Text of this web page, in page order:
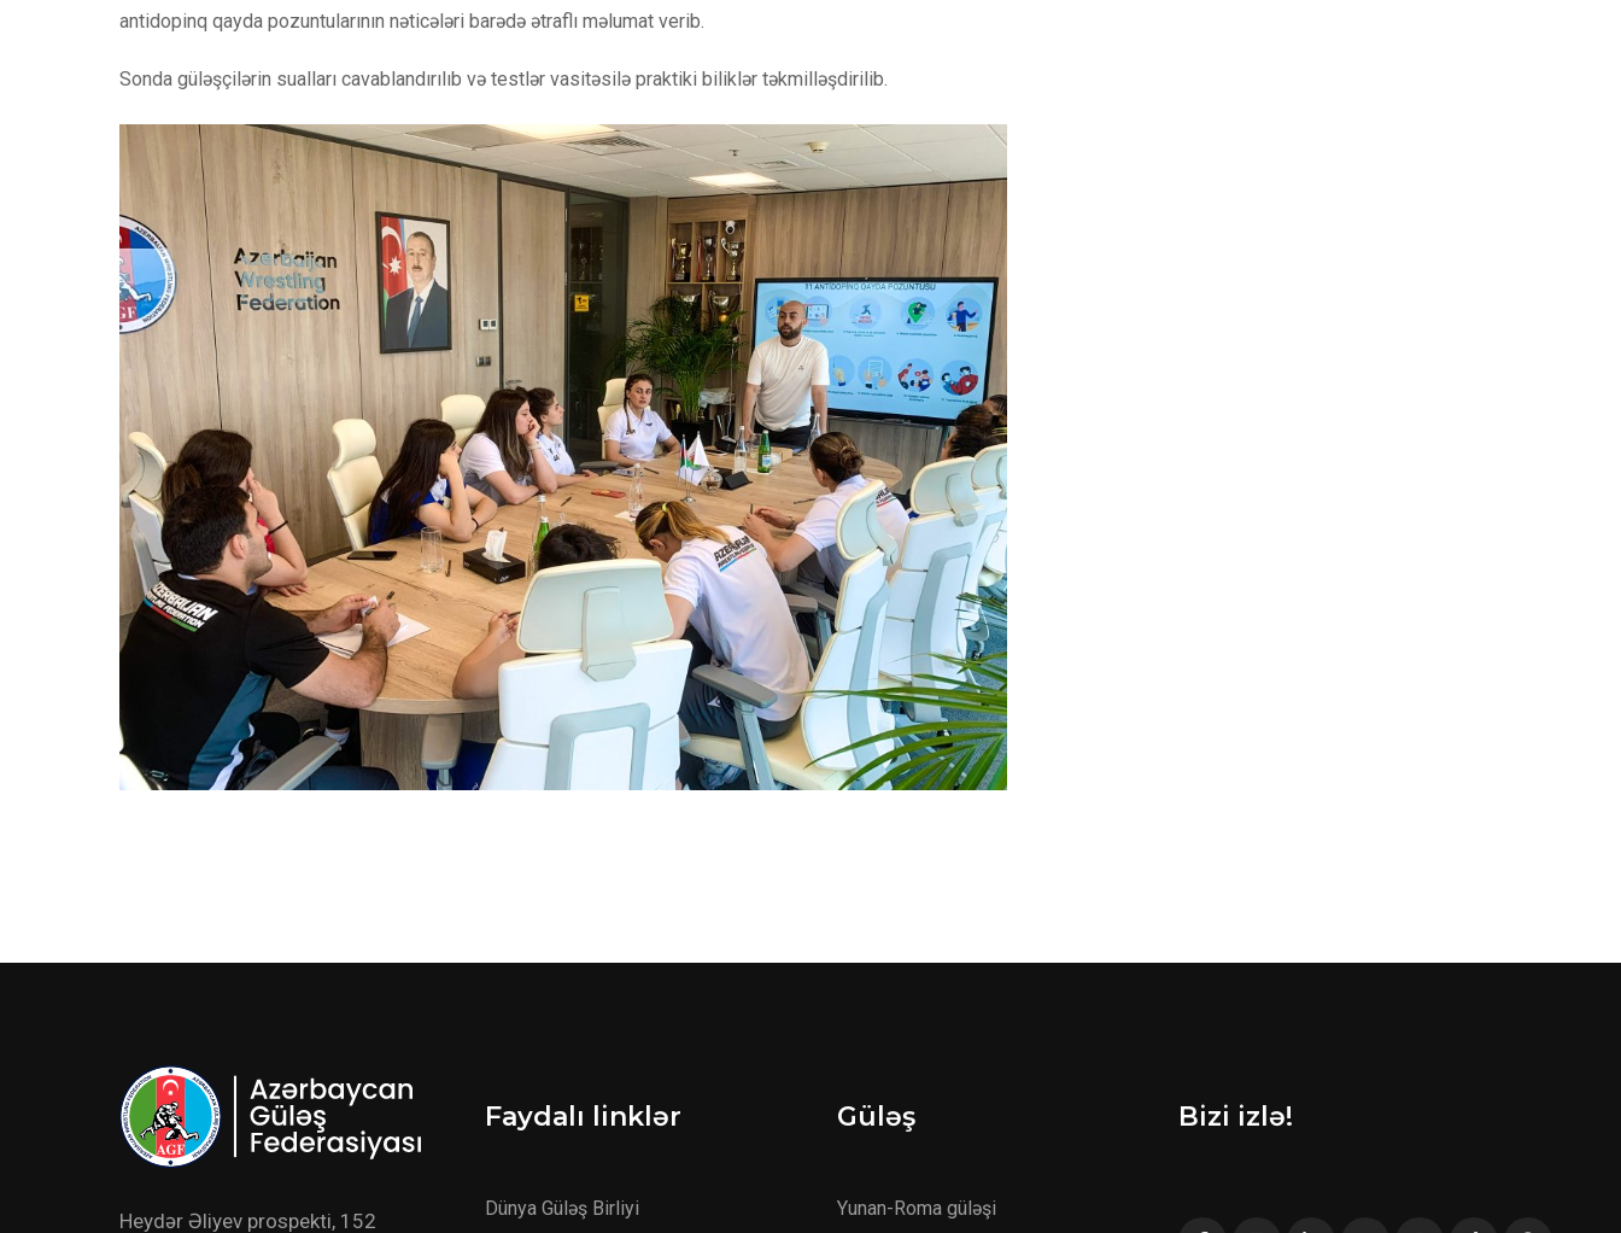
antidopinq qayda pozuntularının nəticələri barədə ətraflı məlumat verib.
Sonda güləşçilərin sualları cavablandırılıb və testlər vasitəsilə praktiki biliklər təkmilləşdirilib.
Heydər Əliyev prospekti, 152
Faydalı linklər
Dünya Güləş Birliyi
Güləş
Yunan-Roma güləşi
Bizi izlə!